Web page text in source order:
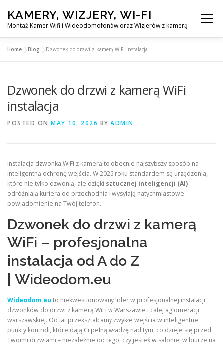
content
KAMERY, WIZJERY, WI-FI
Montaż Kamer Wifi i Wideodomofonów oraz Wizjerów z kamerą
Menu
MONTAŻ WIDEDOMOFONÓW
KONTAKT
EN
Home »Blog »Dzwonek do drzwi z kamerą WiFi instalacja
Dzwonek do drzwi z kamerą WiFi
instalacja
POSTED ON MAY 10, 2026 BY ADMIN
Instalacja dzwonka WiFi z kamerą to obecnie najszybszy sposób na
inteligentną ochronę wejścia. W 2026 roku standardem są urządzenia,
które nie tylko dzwonią, ale dzięki sztucznej inteligencji (AI)
odróżniają kuriera od przechodnia i wysyłają natychmiastowe
powiadomienie na Twój telefon.
Dzwonek do drzwi z kamerą
WiFi – profesjonalna
instalacja od A do Z
Wideodom.eu
Wideodom.eu to niekwestionowany lider w profesjonalnej instalacji
dzwonków do drzwi z kamerą WiFi w Warszawie i całej aglomeracji
warszawskiej. Od lat przekształcamy zwykłe wejścia w inteligentne
punkty kontroli, które dają Ci pełną władzę nad tym, co dzieje się przed
Twoimi drzwiami – niezależnie od tego, czy jesteś w salonie, w biurze na